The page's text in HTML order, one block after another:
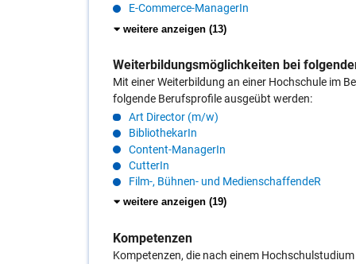
E-Commerce-ManagerIn
weitere anzeigen (13weitere
)
Weiterbildungsmöglichkeiten bei
Mit einer Weiterbildung an einer Hochschule im
folgende Berufsprofile ausgeübt werden:
Art Director (m/w)
BibliothekarIn
Content-ManagerIn
CutterIn
Film-, Bühnen- und MedienschaffendeR
weitere anzeigen (19weitere
)
Kompetenzen
Kompetenzen, die nach einem